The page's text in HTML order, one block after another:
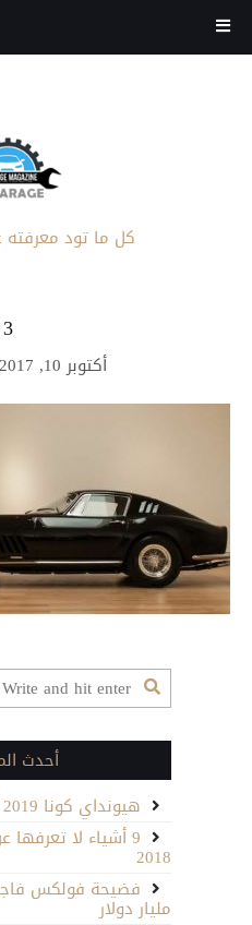
كل ما تود معرفته
3
أكتوبر 10, 2017
أحدث
هيونداي كونا 2019 الكهربائية
2018
مليار دولار